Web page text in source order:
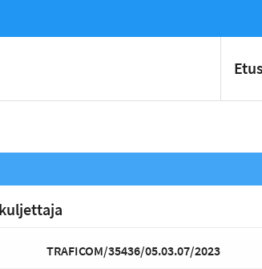
TRAFICOM/35436/05.03.07/2023